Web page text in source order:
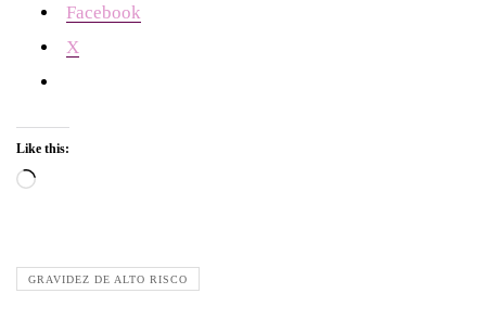
Facebook
X
Like this:
Loading…
GRAVIDEZ DE ALTO RISCO